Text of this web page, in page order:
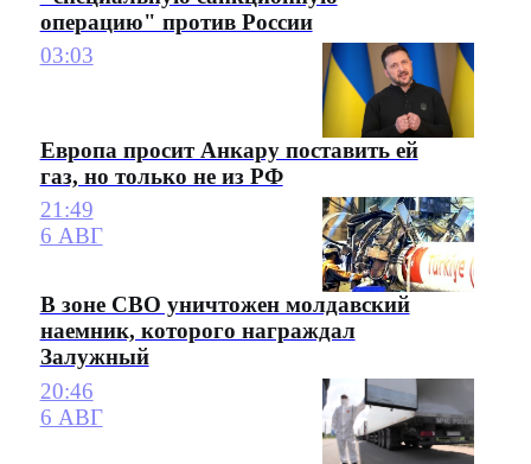
операцию" против России
03:03
Европа просит Анкару поставить ей
газ, но только не из РФ
21:49
6 АВГ
В зоне СВО уничтожен молдавский
наемник, которого награждал
Залужный
20:46
6 АВГ